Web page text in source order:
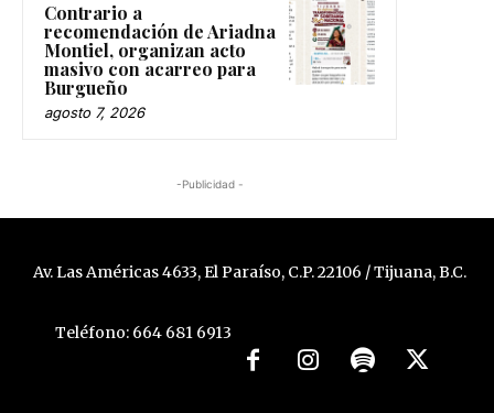
Contrario a
recomendación de Ariadna
Montiel, organizan acto
masivo con acarreo para
Burgueño
agosto 7, 2026
-Publicidad -
Av. Las Américas 4633, El Paraíso, C.P. 22106 / Tijuana, B.C.
Teléfono: 664 681 6913